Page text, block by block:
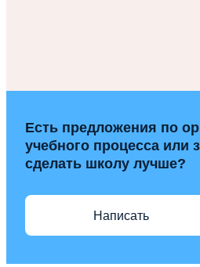
Есть предложения по
учебного процесса или
сделать школу лучше?
Написать